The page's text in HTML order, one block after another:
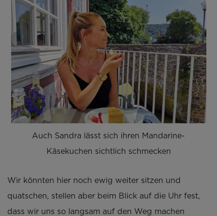
Auch Sandra lässt sich ihren Mandarine-
Käsekuchen sichtlich schmecken
Wir könnten hier noch ewig weiter sitzen und
quatschen, stellen aber beim Blick auf die Uhr fest,
dass wir uns so langsam auf den Weg machen